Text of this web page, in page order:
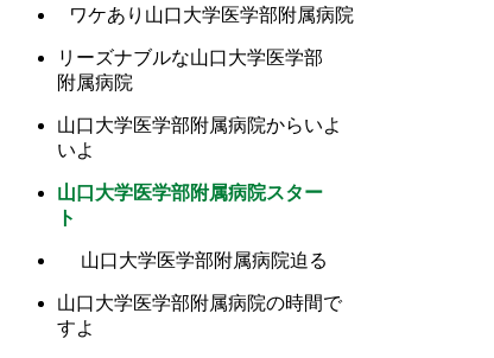
ワケあり山口大学医学部附属病院
リーズナブルな山口大学医学部
附属病院
山口大学医学部附属病院からいよ
いよ
山口大学医学部附属病院スター
ト
山口大学医学部附属病院迫る
山口大学医学部附属病院の時間で
すよ